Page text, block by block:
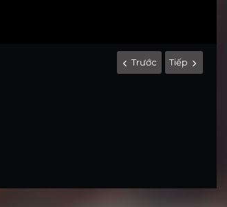
Trước Tiếp